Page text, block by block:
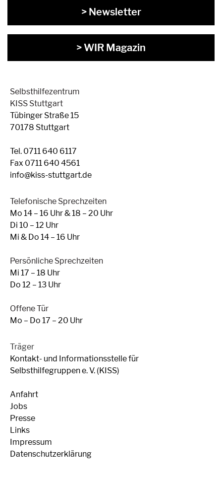
> Newsletter
> WIR Magazin
Selbsthilfezentrum
KISS Stuttgart
Tübinger Straße 15
70178 Stuttgart
Tel. 0711 640 6117
Fax 0711 640 4561
info@kiss-stuttgart.de
Telefonische Sprechzeiten
Mo 14 – 16 Uhr & 18 – 20 Uhr
Di 10 – 12 Uhr
Mi & Do 14 – 16 Uhr
Persönliche Sprechzeiten
Mi 17 – 18 Uhr
Do 12 – 13 Uhr
Offene Tür
Mo – Do 17 – 20 Uhr
Träger
Kontakt- und Informationsstelle für
Selbsthilfegruppen e. V. (KISS)
Anfahrt
Jobs
Presse
Links
Impressum
Datenschutzerklärung